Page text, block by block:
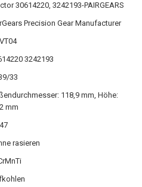
30614220, 3242193-PAIRGEARS
Precision Gear Manufacturer
3242193
33
118,9 mm, Höhe:
mm
rasieren